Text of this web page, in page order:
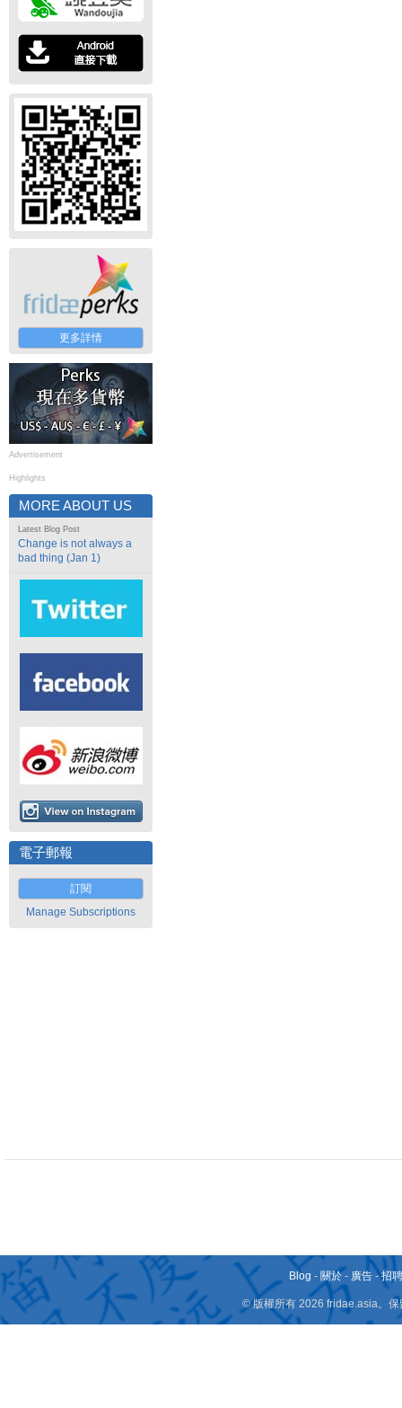
更多詳情
Advertisement
Highlights
MORE ABOUT US
Latest Blog Post
Change is not always a
bad thing (Jan 1)
電子郵報
訂閱
Manage Subscriptions
Blog - 關於 - 廣告 -招
© 版權所有 2026 fridae.asia。